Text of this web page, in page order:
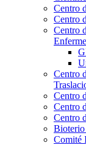
Centro
Centro
Centro
Centro
Centro
Centro
Centro
Comité